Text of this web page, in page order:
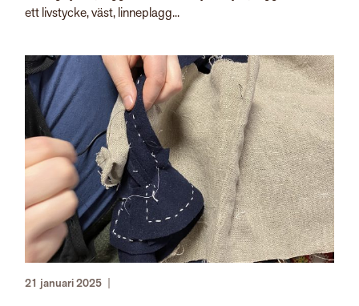
ett livstycke, väst, linneplagg...
21 januari 2025 |